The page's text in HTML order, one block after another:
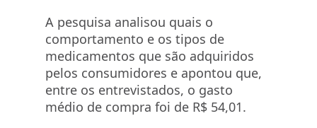
A pesquisa analisou quais o
comportamento e os tipos de
medicamentos que são adquiridos
pelos consumidores e apontou que,
entre os entrevistados, o gasto
médio de compra foi de R$ 54,01.